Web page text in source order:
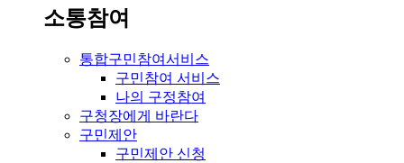
소통참여
통합구민참여서비스
구민참여 서비스
나의 구정참여
구청장에게 바란다
구민제안
구민제안 신청